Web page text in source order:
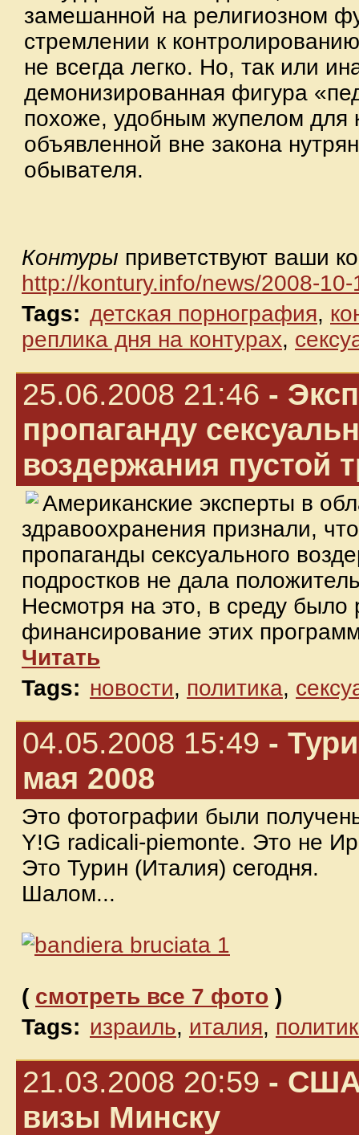
замешанной на религиозном
стремлении к
не всегда легко. Но, так или
демонизированная фигура
похоже, удобным жупелом для
объявленной вне закона
обывателя.
Контуры приветствуют ваши
http://kontury.info/news/2008-10-
Tags: детская порнография,
реплика дня на контурах,
25.06.2008 21:46 -
пропаганду
воздержания пустой
Американские эксперты в
здравоохранения признали,
пропаганды сексуального
подростков не дала
Несмотря на это, в среду
финансирование этих
Читать
Tags: новости, политика,
04.05.2008 15:49 -
мая 2008
Это фотографии были
Y!G radicali-piemonte. Это не
Это Турин (Италия) сегодня.
Шалом...
( смотреть все 7 фото )
Tags: израиль, италия,
21.03.2008 20:59 - США
визы Минску